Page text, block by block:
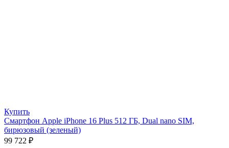
Купить
Смартфон Apple iPhone 16 Plus 512 ГБ, Dual nano SIM,
бирюзовый (зеленый)
99 722 ₽